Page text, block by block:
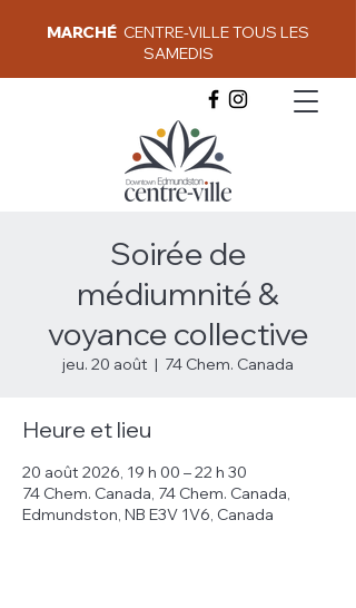
MARCHÉ CENTRE-VILLE TOUS LES
SAMEDIS
Soirée de
médiumnité &
voyance collective
jeu. 20 août
  |
74 Chem. Canada
Heure et lieu
20 août 2026, 19 h 00 – 22 h 30
74 Chem. Canada, 74 Chem. Canada,
Edmundston, NB E3V 1V6, Canada